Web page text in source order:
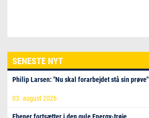
SENESTE NYT
Philip Larsen: "Nu skal forarbejdet stå sin prøve"
03. august 2026